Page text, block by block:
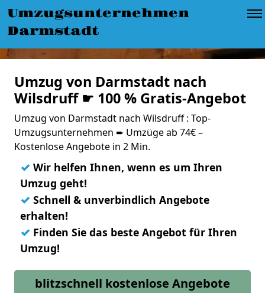
Umzugsunternehmen
Darmstadt
Umzug von Darmstadt nach
Wilsdruff ☛ 100 % Gratis-Angebot
Umzug von Darmstadt nach Wilsdruff : Top-
Umzugsunternehmen ➨ Umzüge ab 74€ –
Kostenlose Angebote in 2 Min.
✓ Wir helfen Ihnen, wenn es um Ihren
Umzug geht!
✓ Schnell & unverbindlich Angebote
erhalten!
✓ Finden Sie das beste Angebot für Ihren
Umzug!
blitzschnell kostenlose Angebote